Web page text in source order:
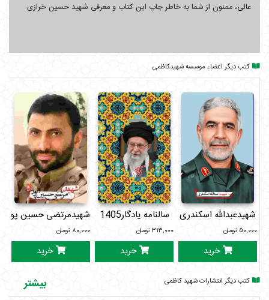
عالی، ممنون از شما به خاطر چاپ این کتاب و معرفی شهید حسین خرازی
کتب دیگر اعضاء موسسه شهیدکاظمی
شهیدعبدالله اسکندری
۵۰,۰۰۰ تومان
خرید
سالنامه یادگار1405
۳۱۳,۰۰۰ تومان
خرید
شهیدمرتضی حسین پور
۸۰,۰۰۰ تومان
خرید
کتب دیگر انتشارات شهید کاظمی بیشتر